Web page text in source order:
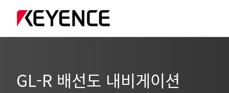
GL-R 배선도 내비게이션